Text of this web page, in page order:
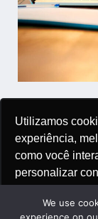
Utilizamos
experiência,
como você
personalizar
We use